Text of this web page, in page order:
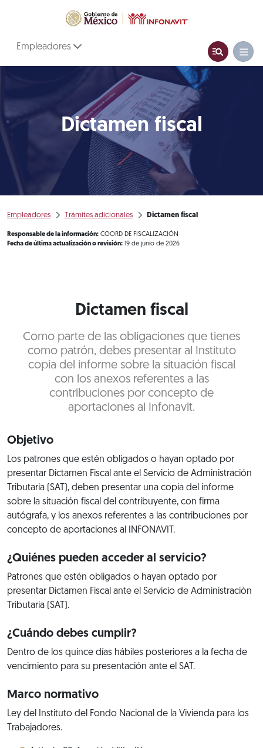
Empleadores
Dictamen fiscal
Empleadores Trámites adicionales Dictamen fiscal
Responsable de la información: COORD DE FISCALIZACIÓN
Fecha de última actualización o revisión: 19 de junio de 2026
Dictamen fiscal
Como parte de las obligaciones que tienes
como patrón, debes presentar al Instituto
copia del informe sobre la situación fiscal
con los anexos referentes a las
contribuciones por concepto de
aportaciones al Infonavit.
Objetivo
Los patrones que estén obligados o hayan optado por
presentar Dictamen Fiscal ante el Servicio de Administración
Tributaria (SAT), deben presentar una copia del informe
sobre la situación fiscal del contribuyente, con firma
autógrafa, y los anexos referentes a las contribuciones por
concepto de aportaciones al INFONAVIT.
¿Quiénes pueden acceder al servicio?
Patrones que estén obligados o hayan optado por
presentar Dictamen Fiscal ante el Servicio de Administración
Tributaria (SAT).
¿Cuándo debes cumplir?
Dentro de los quince días hábiles posteriores a la fecha de
vencimiento para su presentación ante el SAT.
Marco normativo
Ley del Instituto del Fondo Nacional de la Vivienda para los
Trabajadores.